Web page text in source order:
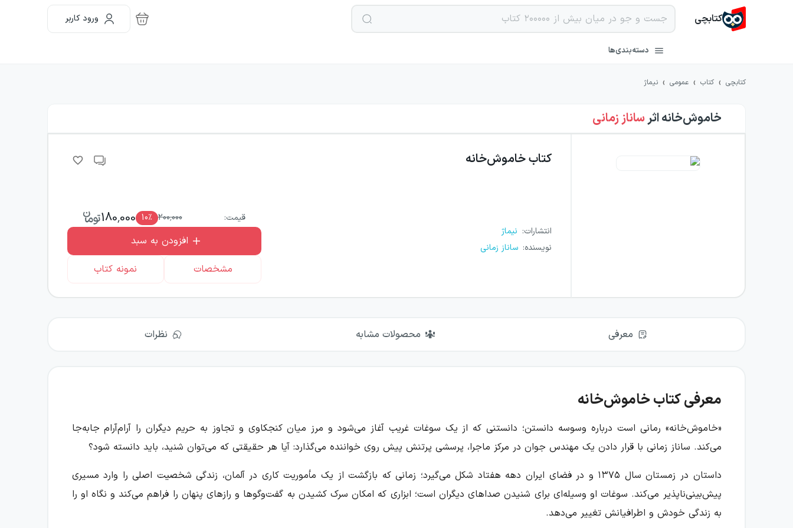
کتابچی ورود کاربر
دسته‌بندی‌ها
کتابچی › کتاب › عمومی › نیماژ
خاموش‌خانهاثرساناز زمانی
کتابخاموش‌خانه
انتشارات: نیماژ
نویسنده: ساناز زمانی
قیمت: 200,000
10٪ 180,000
افزودن به سبد
مشخصات
نمونه کتاب
معرفی محصولات مشابه نظرات
معرفی کتاب خاموش‌خانه
«خاموش‌خانه» رمانی است درباره وسوسه دانستن؛ دانستنی که از یک سوغات غریب آغاز می‌شود و مرز میان کنجکاوی و تجاوز به حریم دیگران را آرام‌آرام جابه‌جا
می‌کند. ساناز زمانی با قرار دادن یک مهندس جوان در مرکز ماجرا، پرسشی پرتنش پیش روی خواننده می‌گذارد: آیا هر حقیقتی که می‌توان شنید، باید دانسته شود؟
داستان در زمستان سال ۱۳۷۵ و در فضای ایران دهه هفتاد شکل می‌گیرد؛ زمانی که بازگشت از یک مأموریت کاری در آلمان، زندگی شخصیت اصلی را وارد مسیری
پیش‌بینی‌ناپذیر می‌کند. سوغات او وسیله‌ای برای شنیدن صداهای دیگران است؛ ابزاری که امکان سرک کشیدن به گفت‌وگوها و رازهای پنهان را فراهم می‌کند و نگاه او را
به زندگی خودش و اطرافیانش تغییر می‌دهد.